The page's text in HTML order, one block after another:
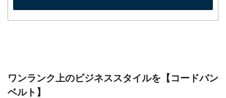
ワンランク上のビジネススタイルを【コードバン
ベルト】